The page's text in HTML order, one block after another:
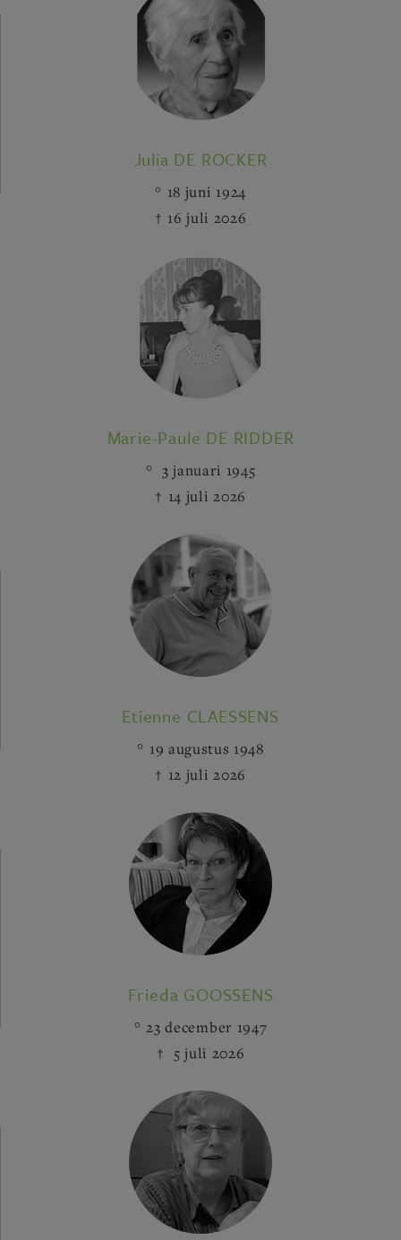
Julia DE ROCKER
18 juni 1924
16 juli 2026
Marie-Paule DE RIDDER
3 januari 1945
14 juli 2026
Etienne CLAESSENS
19 augustus 1948
12 juli 2026
Frieda GOOSSENS
23 december 1947
5 juli 2026